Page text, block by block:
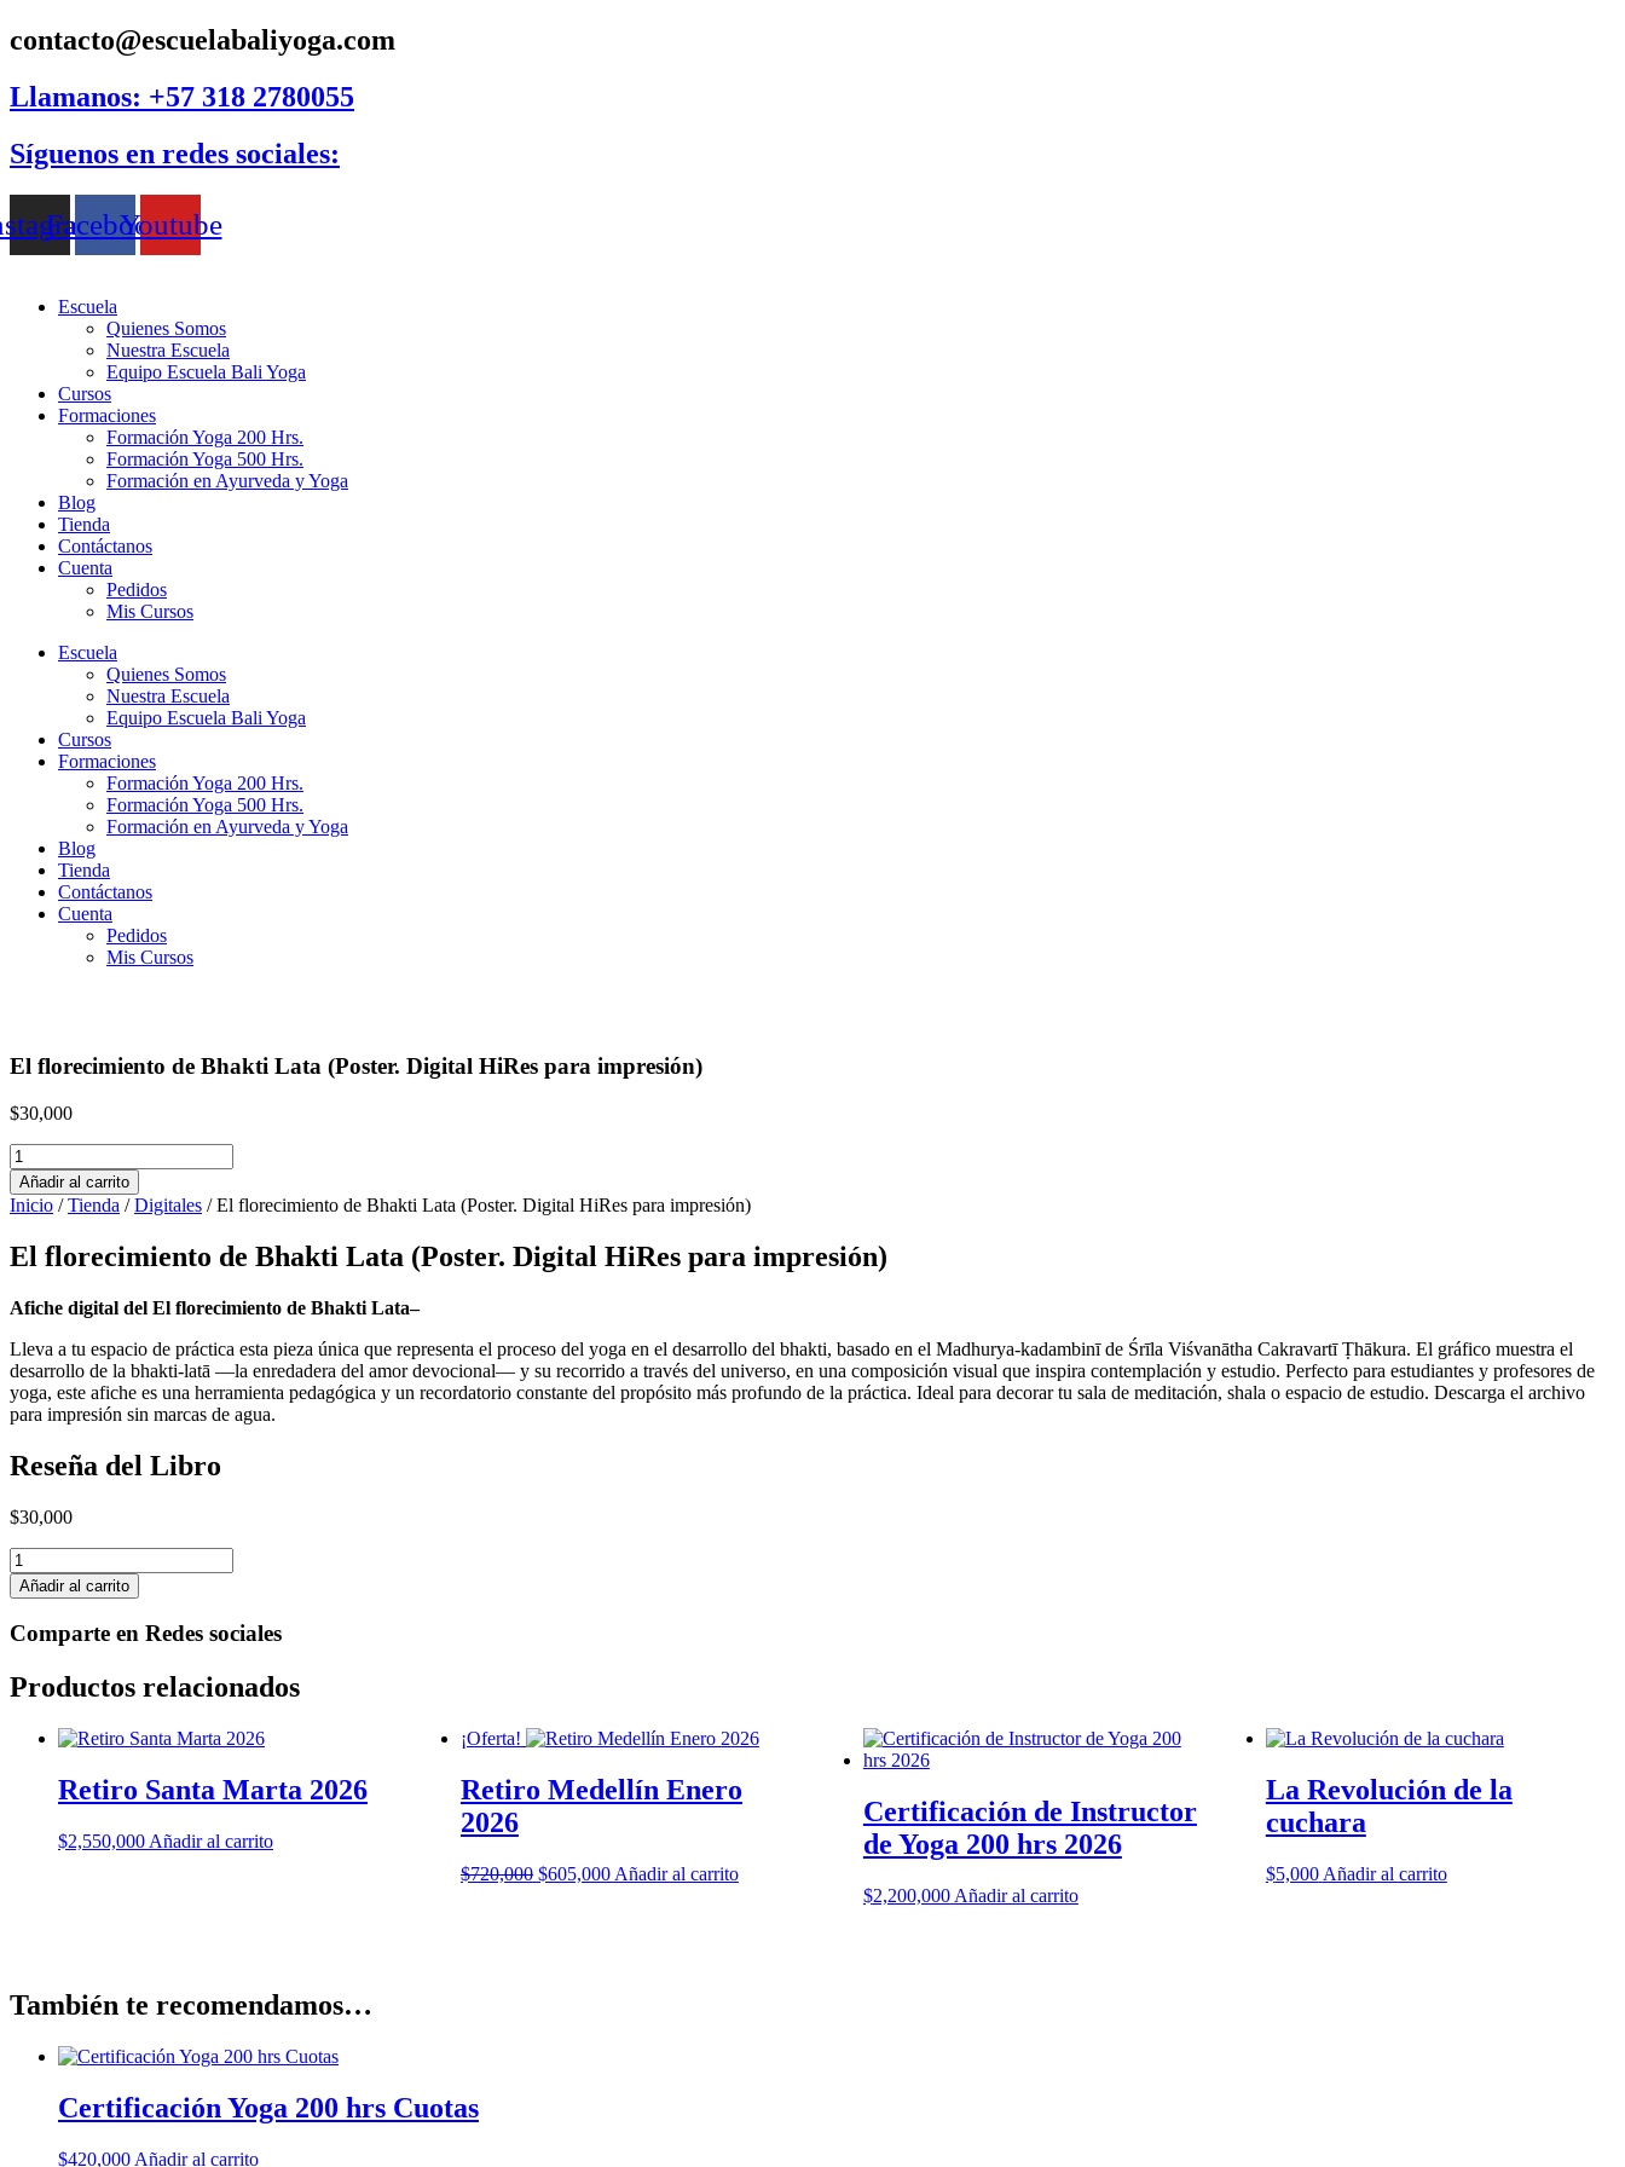
Ir
al
contacto@escuelabaliyoga.com
Llamanos: +57 318 2780055
Síguenos en redes sociales:
FacebookYoutube
Escuela
Quienes Somos
Nuestra Escuela
Equipo Escuela Bali Yoga
Cursos
Formaciones
Formación Yoga 200 Hrs.
Formación Yoga 500 Hrs.
Formación en Ayurveda y Yoga
Blog
Tienda
Contáctanos
Cuenta
Pedidos
Mis Cursos
Escuela
Quienes Somos
Nuestra Escuela
Equipo Escuela Bali Yoga
Cursos
Formaciones
Formación Yoga 200 Hrs.
Formación Yoga 500 Hrs.
Formación en Ayurveda y Yoga
Blog
Tienda
Contáctanos
Cuenta
Pedidos
Mis Cursos
El florecimiento de Bhakti Lata (Poster. Digital HiRes para impresión)
$30,000
El
florecimiento
de
Bhakti
(Poster.
HiRes
impresión)
cantidad
Añadir al carrito
Inicio /Tienda /Digitales / El florecimiento de Bhakti Lata (Poster. Digital HiRes para impresión)
El florecimiento de Bhakti Lata (Poster. Digital HiRes para impresión)
Afiche digital del El florecimiento de Bhakti Lata–
Lleva a tu espacio de práctica esta pieza única que representa el proceso del yoga en el desarrollo del bhakti, basado en el Madhurya-kadambinī de Śrīla Viśvanātha Cakravartī Ṭhākura. El gráfico muestra el
desarrollo de la bhakti-latā —la enredadera del amor devocional— y su recorrido a través del universo, en una composición visual que inspira contemplación y estudio. Perfecto para estudiantes y profesores de
yoga, este afiche es una herramienta pedagógica y un recordatorio constante del propósito más profundo de la práctica. Ideal para decorar tu sala de meditación, shala o espacio de estudio. Descarga el archivo
para impresión sin marcas de agua.
Reseña del Libro
$30,000
El
florecimiento
de
Bhakti
Lata
Digital
impresión)
Añadir al carrito
Comparte en Redes sociales
Productos relacionados
Retiro Santa Marta 2026
$2,550,000 Añadir al carrito
¡Oferta!
Retiro Medellín Enero
2026
$720,000 El
$605,000ElAñadir al carrito
Certificación de Instructor
de Yoga 200 hrs 2026
$2,200,000 Añadir al carrito
La Revolución de la
cuchara
$5,000 Añadir al carrito
También te recomendamos…
Certificación Yoga 200 hrs Cuotas
$420,000 Añadir al carrito